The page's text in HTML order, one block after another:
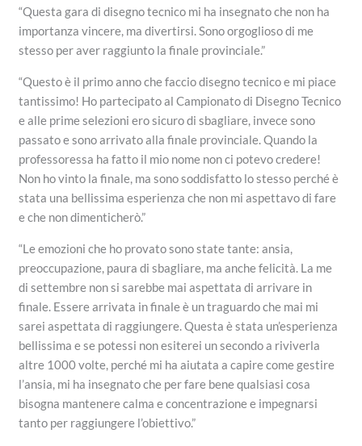
“Questa gara di disegno tecnico mi ha insegnato che non ha
importanza vincere, ma divertirsi. Sono orgoglioso di me
stesso per aver raggiunto la finale provinciale.”
“Questo è il primo anno che faccio disegno tecnico e mi piace
tantissimo! Ho partecipato al Campionato di Disegno Tecnico
e alle prime selezioni ero sicuro di sbagliare, invece sono
passato e sono arrivato alla finale provinciale. Quando la
professoressa ha fatto il mio nome non ci potevo credere!
Non ho vinto la finale, ma sono soddisfatto lo stesso perché è
stata una bellissima esperienza che non mi aspettavo di fare
e che non dimenticherò.”
“Le emozioni che ho provato sono state tante: ansia,
preoccupazione, paura di sbagliare, ma anche felicità. La me
di settembre non si sarebbe mai aspettata di arrivare in
finale. Essere arrivata in finale è un traguardo che mai mi
sarei aspettata di raggiungere. Questa è stata un’esperienza
bellissima e se potessi non esiterei un secondo a riviverla
altre 1000 volte, perché mi ha aiutata a capire come gestire
l’ansia, mi ha insegnato che per fare bene qualsiasi cosa
bisogna mantenere calma e concentrazione e impegnarsi
tanto per raggiungere l’obiettivo.”